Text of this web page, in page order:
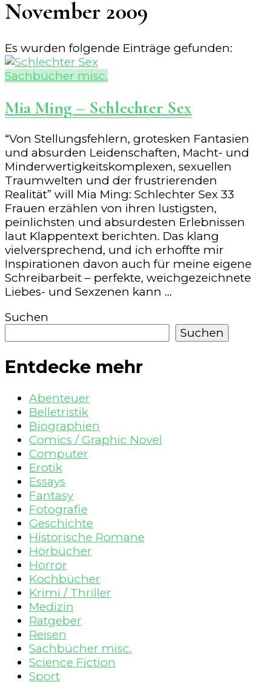
November 2009
Es wurden folgende Einträge gefunden:
Sachbücher misc.
Mia Ming – Schlechter Sex
“Von Stellungsfehlern, grotesken Fantasien
und absurden Leidenschaften, Macht- und
Minderwertigkeitskomplexen, sexuellen
Traumwelten und der frustrierenden
Realität” will Mia Ming: Schlechter Sex 33
Frauen erzählen von ihren lustigsten,
peinlichsten und absurdesten Erlebnissen
laut Klappentext berichten. Das klang
vielversprechend, und ich erhoffte mir
Inspirationen davon auch für meine eigene
Schreibarbeit – perfekte, weichgezeichnete
Liebes- und Sexzenen kann …
Suchen
Suchen
Entdecke mehr
Abenteuer
Belletristik
Biographien
Comics / Graphic Novel
Computer
Erotik
Essays
Fantasy
Fotografie
Geschichte
Historische Romane
Hörbücher
Horror
Kochbücher
Krimi / Thriller
Medizin
Ratgeber
Reisen
Sachbücher misc.
Science Fiction
Sport